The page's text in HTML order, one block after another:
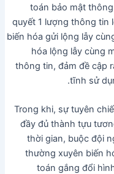
toán bảo mật
quyết 1 lượng thông tin
biến hóa gửi lộng lẫy
hóa lộng lẫy cùng
thông tin, đảm đề cập
tĩnh sử
Trong khi, sự tuyên
đầy đủ thành tựu
thời gian, buộc đội
thường xuyên biến
toán gắng đổi